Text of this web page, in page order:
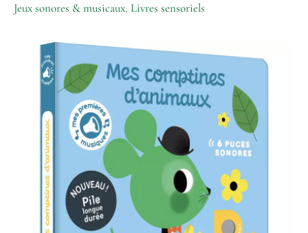
Jeux sonores & musicaux, Livres sensoriels